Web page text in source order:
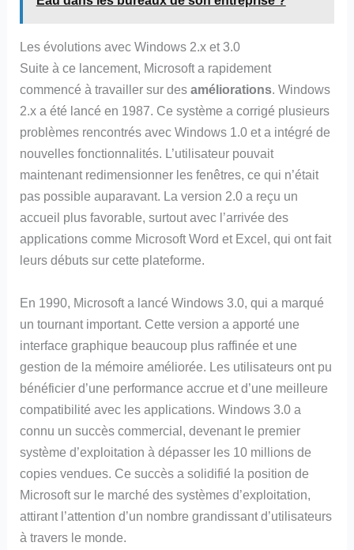
Les évolutions avec Windows 2.x et 3.0
Suite à ce lancement, Microsoft a rapidement
commencé à travailler sur desaméliorations. Windows
2.x a été lancé en 1987. Ce système a corrigé plusieurs
problèmes rencontrés avec Windows 1.0 et a intégré de
nouvelles fonctionnalités. L’utilisateur pouvait
maintenant redimensionner les fenêtres, ce qui n’était
pas possible auparavant. La version 2.0 a reçu un
accueil plus favorable, surtout avec l’arrivée des
applications comme Microsoft Word et Excel, qui ont fait
leurs débuts sur cette plateforme.
En 1990, Microsoft a lancé Windows 3.0, qui a marqué
un tournant important. Cette version a apporté une
interface graphique beaucoup plus raffinée et une
gestion de la mémoire améliorée. Les utilisateurs ont pu
bénéficier d’une performance accrue et d’une meilleure
compatibilité avec les applications. Windows 3.0 a
connu un succès commercial, devenant le premier
système d’exploitation à dépasser les 10 millions de
copies vendues. Ce succès a solidifié la position de
Microsoft sur le marché des systèmes d’exploitation,
attirant l’attention d’un nombre grandissant d’utilisateurs
à travers le monde.